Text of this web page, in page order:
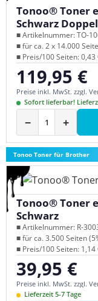
Tonoo® Toner
Schwarz
■ Artikelnummer: TO-
■ für ca. 2 x 14.000
■ Preis/100 Seiten: 0,43
Regulärer Preis:
119,95 €
Preise inkl. MwSt. zzgl.
Sofort lieferbar!
− +
Tonoo Toner für Brother
Tonoo® Toner
Schwarz
■ Artikelnummer: R-
■ für ca. 3.500 Seiten
■ Preis/100 Seiten: 1,14
Regulärer Preis:
39,95 €
Preise inkl. MwSt. zzgl.
Lieferzeit 5-7 Tage